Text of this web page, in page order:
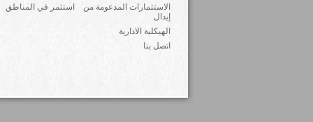
الاستثمارات المدعومة من
إيدال
الهيكلية الادارية
اتصل بنا
استثمر في المناطق